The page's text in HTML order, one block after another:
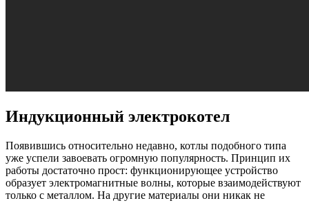
Индукционный электрокотел
Появившись относительно недавно, котлы подобного типа
уже успели завоевать огромную популярность. Принцип их
работы достаточно прост: функционирующее устройство
образует электромагнитные волны, которые взаимодействуют
только с металлом. На другие материалы они никак не